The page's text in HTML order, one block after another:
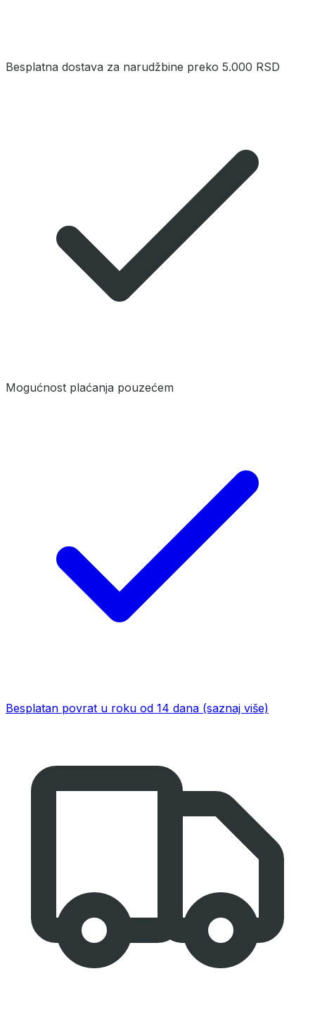
Besplatna dostava za narudžbine preko 5.000 RSD
Mogućnost plaćanja pouzećem
Besplatan povrat u roku od 14 dana (saznaj više)